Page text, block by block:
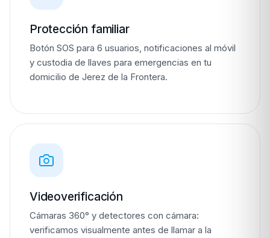
Protección familiar
Botón SOS para 6 usuarios, notificaciones al móvil
y custodia de llaves para emergencias en tu
domicilio de Jerez de la Frontera.
Videoverificación
Cámaras 360° y detectores con cámara:
verificamos visualmente antes de llamar a la